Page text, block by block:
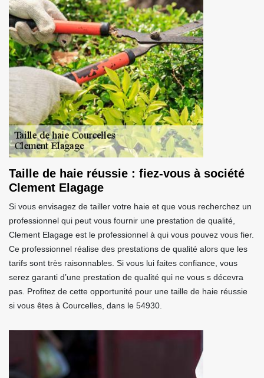
Taille de haie réussie : fiez-vous à société
Clement Elagage
Si vous envisagez de tailler votre haie et que vous recherchez un
professionnel qui peut vous fournir une prestation de qualité,
Clement Elagage est le professionnel à qui vous pouvez vous fier.
Ce professionnel réalise des prestations de qualité alors que les
tarifs sont très raisonnables. Si vous lui faites confiance, vous
serez garanti d’une prestation de qualité qui ne vous s décevra
pas. Profitez de cette opportunité pour une taille de haie réussie
si vous êtes à Courcelles, dans le 54930.